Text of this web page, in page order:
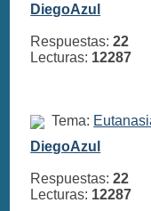
DiegoAzul
Respuestas:22
Lecturas: 12287
Tema:
DiegoAzul
Respuestas:22
Lecturas: 12287